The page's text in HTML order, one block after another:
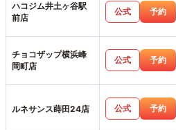
ハコジム井土ヶ谷駅
前店
公式 予約
チョコザップ横浜峰
岡町店
公式 予約
ルネサンス蒔田24店 公式 予約